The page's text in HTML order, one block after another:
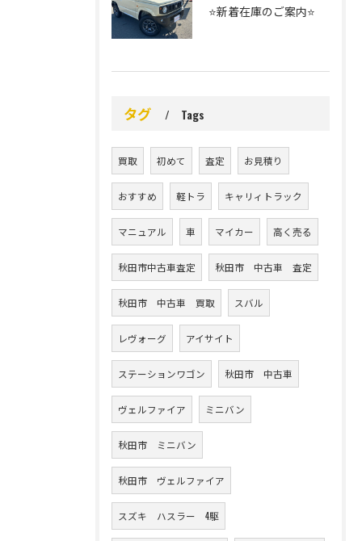
⭐️新着在庫のご案内⭐️
タグ Tags
買取 初めて 査定 お見積り
おすすめ 軽トラ キャリィトラック
マニュアル 車 マイカー 高く売る
秋田市中古車査定 秋田市 中古車 査定
秋田市 中古車 買取 スバル
レヴォーグ アイサイト
ステーションワゴン 秋田市 中古車
ヴェルファイア ミニバン
秋田市 ミニバン
秋田市 ヴェルファイア
スズキ ハスラー 4駆